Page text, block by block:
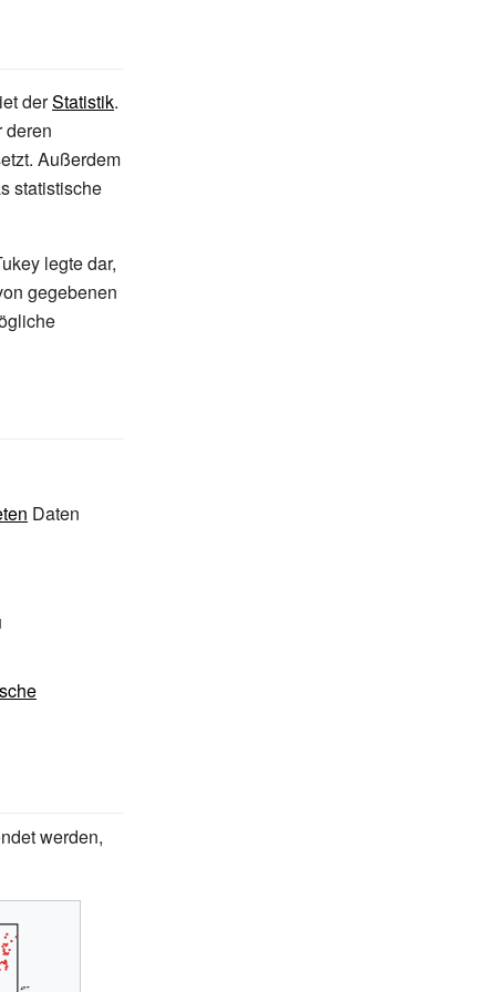
derStatistik.
deren
Außerdem
statistische
legte dar,
gegebenen
Daten
werden,